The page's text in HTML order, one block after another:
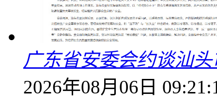
广东省安委会约谈汕
2026年08月06日